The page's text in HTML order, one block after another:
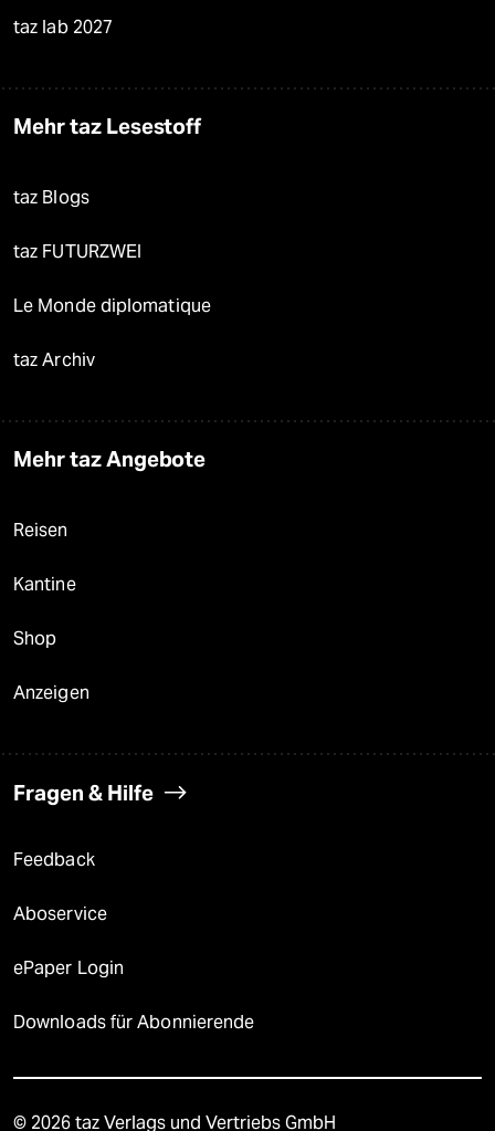
taz lab 2027
Mehr taz Lesestoff
taz Blogs
taz FUTURZWEI
Le Monde diplomatique
taz Archiv
Mehr taz Angebote
Reisen
Kantine
Shop
Anzeigen
Fragen & Hilfe
Feedback
Aboservice
ePaper Login
Downloads für Abonnierende
© 2026 taz Verlags und Vertriebs GmbH